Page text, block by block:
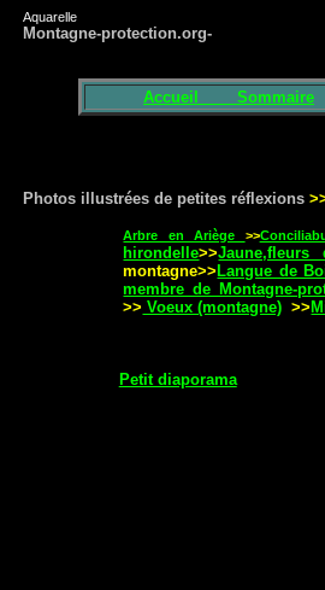
Aquarelle
Montagne-protection.org-
Accueil Sommaire
Photos illustrées de petites réflexions
Arbre en Ariège >>
hirondelle>>Jaune,fleurs
montagne>> Langue de
membre de Montagne-
>> Voeux (montagne) >>
Petit diaporama